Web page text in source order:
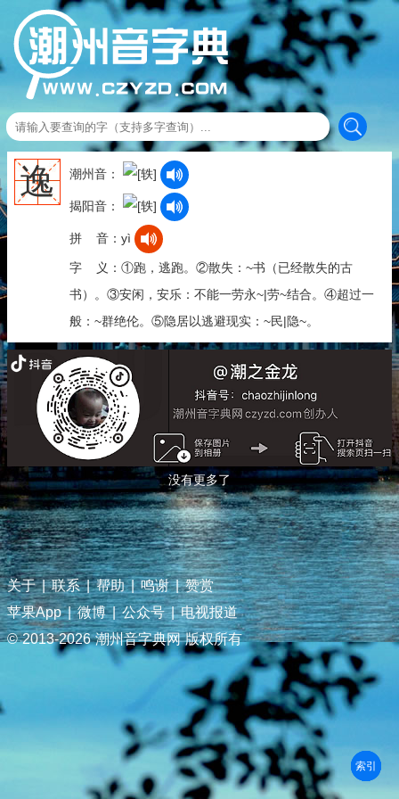
逸 潮州音：
揭阳音：
拼 音：yì
字 义：①跑，逃跑。②散失：~书（已经散失的古
书）。③安闲，安乐：不能一劳永~|劳~结合。④超过一
般：~群绝伦。⑤隐居以逃避现实：~民|隐~。
没有更多了
关于 | 联系 | 帮助 | 鸣谢 | 赞赏
苹果App | 微博 | 公众号 | 电视报道
© 2013-2026 潮州音字典网 版权所有
部首
笔划
拼音
潮拼